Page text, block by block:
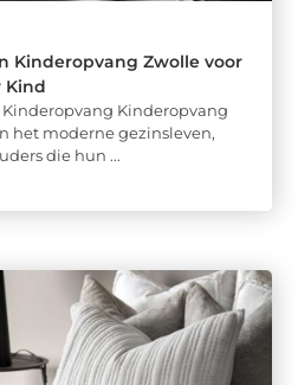
Kinderopvang Zwolle voor
Kind
Kinderopvang
het moderne gezinsleven,
die hun ...